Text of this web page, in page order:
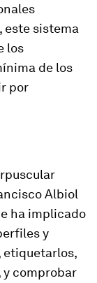
este sistema
los
de los
por
Albiol
ha implicado
y
etiquetarlos,
comprobar